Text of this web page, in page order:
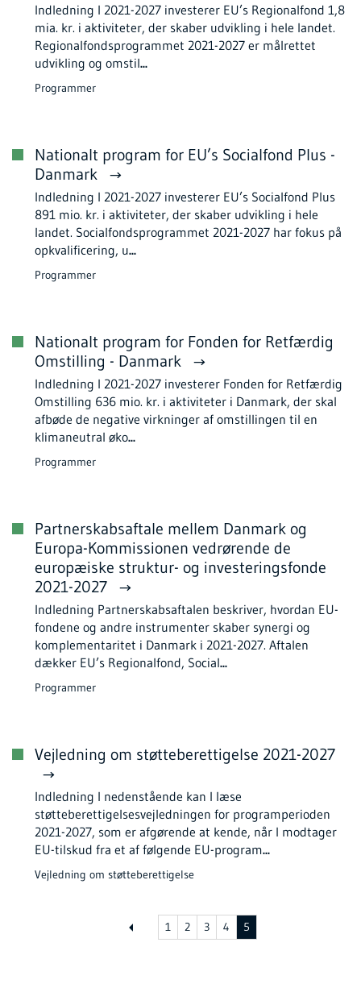
Indledning I 2021-2027 investerer EU’s Regionalfond 1,8
mia. kr. i aktiviteter, der skaber udvikling i hele landet.
Regionalfondsprogrammet 2021-2027 er målrettet
udvikling og omstil...
Programmer
Nationalt program for EU’s Socialfond Plus -
Danmark
Indledning I 2021-2027 investerer EU’s Socialfond Plus
891 mio. kr. i aktiviteter, der skaber udvikling i hele
landet. Socialfondsprogrammet 2021-2027 har fokus på
opkvalificering, u...
Programmer
Nationalt program for Fonden for Retfærdig
Omstilling - Danmark
Indledning I 2021-2027 investerer Fonden for Retfærdig
Omstilling 636 mio. kr. i aktiviteter i Danmark, der skal
afbøde de negative virkninger af omstillingen til en
klimaneutral øko...
Programmer
Partnerskabsaftale mellem Danmark og
Europa-Kommissionen vedrørende de
europæiske struktur- og investeringsfonde
2021-2027
Indledning Partnerskabsaftalen beskriver, hvordan EU-
fondene og andre instrumenter skaber synergi og
komplementaritet i Danmark i 2021-2027. Aftalen
dækker EU’s Regionalfond, Social...
Programmer
Vejledning om støtteberettigelse 2021-2027
Indledning I nedenstående kan I læse
støtteberettigelsesvejledningen for programperioden
2021-2027, som er afgørende at kende, når I modtager
EU-tilskud fra et af følgende EU-program...
Vejledning om støtteberettigelse
1 2 3 4 5